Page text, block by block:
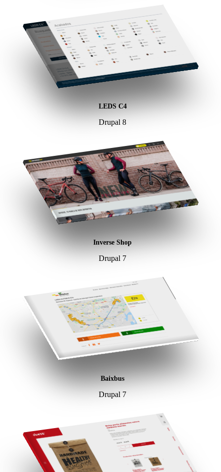
LEDS C4
Drupal 8
Inverse Shop
Drupal 7
Baixbus
Drupal 7